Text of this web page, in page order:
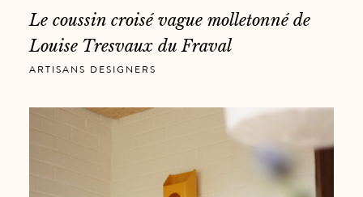
Le coussin croisé vague molletonné de
Louise Tresvaux du Fraval
ARTISANS DESIGNERS